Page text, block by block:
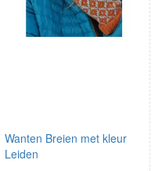
Wanten Breien met kleur
Leiden